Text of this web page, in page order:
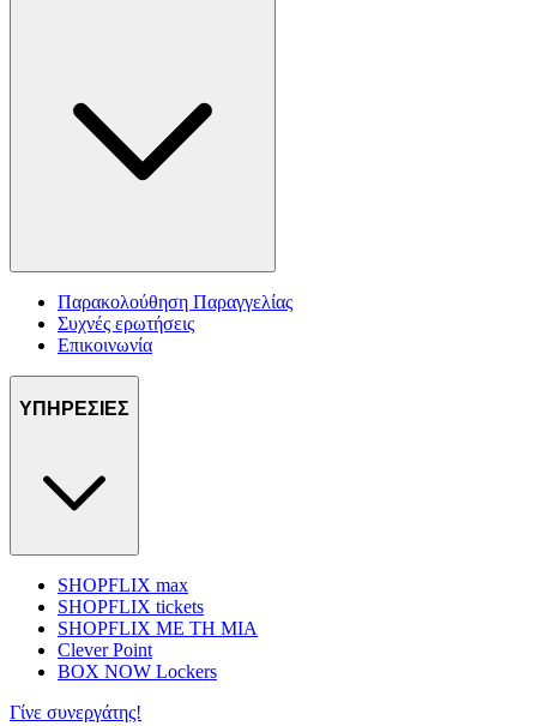
Παρακολούθηση Παραγγελίας
Συχνές ερωτήσεις
Επικοινωνία
ΥΠΗΡΕΣΙΕΣ
SHOPFLIX max
SHOPFLIX tickets
SHOPFLIX ΜΕ ΤΗ ΜΙΑ
Clever Point
BOX NOW Lockers
Γίνε συνεργάτης!